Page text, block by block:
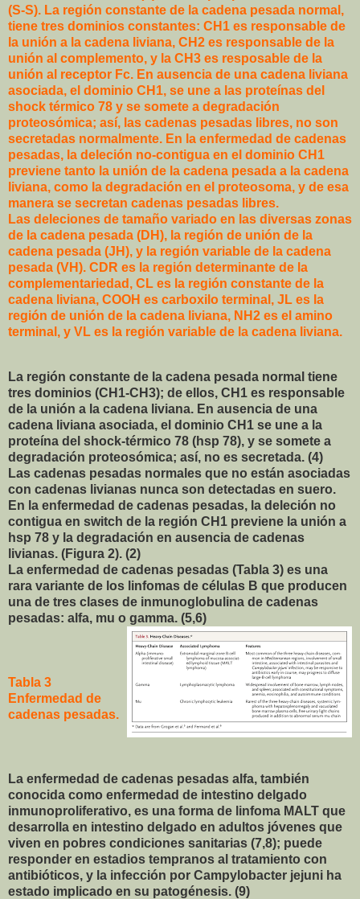
(S-S). La región constante de la cadena pesada normal,
tiene tres dominios constantes: CH1 es responsable de
la unión a la cadena liviana, CH2 es responsable de la
unión al complemento, y la CH3 es resposable de la
unión al receptor Fc. En ausencia de una cadena liviana
asociada, el dominio CH1, se une a las proteínas del
shock térmico 78 y se somete a degradación
proteosómica; así, las cadenas pesadas libres, no son
secretadas normalmente. En la enfermedad de cadenas
pesadas, la deleción no-contigua en el dominio CH1
previene tanto la unión de la cadena pesada a la cadena
liviana, como la degradación en el proteosoma, y de esa
manera se secretan cadenas pesadas libres.
Las deleciones de tamaño variado en las diversas zonas
de la cadena pesada (DH), la región de unión de la
cadena pesada (JH), y la región variable de la cadena
pesada (VH). CDR es la región determinante de la
complementariedad, CL es la región constante de la
cadena liviana, COOH es carboxilo terminal, JL es la
región de unión de la cadena liviana, NH2 es el amino
terminal, y VL es la región variable de la cadena liviana.
La región constante de la cadena pesada normal tiene
tres dominios (CH1-CH3); de ellos, CH1 es responsable
de la unión a la cadena liviana. En ausencia de una
cadena liviana asociada, el dominio CH1 se une a la
proteína del shock-térmico 78 (hsp 78), y se somete a
degradación proteosómica; así, no es secretada. (4)
Las cadenas pesadas normales que no están asociadas
con cadenas livianas nunca son detectadas en suero.
En la enfermedad de cadenas pesadas, la deleción no
contigua en switch de la región CH1 previene la unión a
hsp 78 y la degradación en ausencia de cadenas
livianas. (Figura 2). (2)
La enfermedad de cadenas pesadas (Tabla 3) es una
rara variante de los linfomas de células B que producen
una de tres clases de inmunoglobulina de cadenas
pesadas: alfa, mu o gamma. (5,6)
Tabla 3
Enfermedad de
cadenas pesadas.
La enfermedad de cadenas pesadas alfa, también
conocida como enfermedad de intestino delgado
inmunoproliferativo, es una forma de linfoma MALT que
desarrolla en intestino delgado en adultos jóvenes que
viven en pobres condiciones sanitarias (7,8); puede
responder en estadios tempranos al tratamiento con
antibióticos, y la infección por Campylobacter jejuni ha
estado implicado en su patogénesis. (9)